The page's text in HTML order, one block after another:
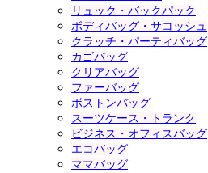
リュック・バックパック
ボディバッグ・サコッシュ
クラッチ・パーティバッグ
カゴバッグ
クリアバッグ
ファーバッグ
ボストンバッグ
スーツケース・トランク
ビジネス・オフィスバッグ
エコバッグ
ママバッグ